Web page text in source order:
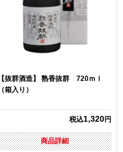
【抜群酒造】 熟香抜群 720ｍｌ
（箱入り）
税込1,320円
商品詳細